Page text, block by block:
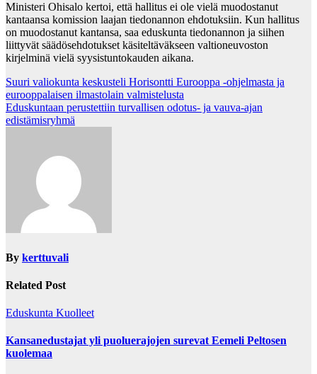
Ministeri Ohisalo kertoi, että hallitus ei ole vielä muodostanut
kantaansa komission laajan tiedonannon ehdotuksiin. Kun hallitus
on muodostanut kantansa, saa eduskunta tiedonannon ja siihen
liittyvät säädösehdotukset käsiteltäväkseen valtioneuvoston
kirjelminä vielä syysistuntokauden aikana.
Post
navigation
Suuri valiokunta keskusteli Horisontti Eurooppa -ohjelmasta ja
eurooppalaisen ilmastolain valmistelusta
Eduskuntaan perustettiin turvallisen odotus- ja vauva-ajan
edistämisryhmä
By kerttuvali
Related Post
Eduskunta Kuolleet
Kansanedustajat yli puoluerajojen surevat Eemeli Peltosen
kuolemaa